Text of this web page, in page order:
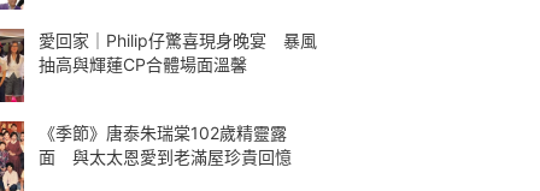
愛回家｜Philip仔驚喜現身晚宴 暴風
抽高與輝蓮CP合體場面溫馨
《季節》唐泰朱瑞棠102歲精靈露
面 與太太恩愛到老滿屋珍貴回憶